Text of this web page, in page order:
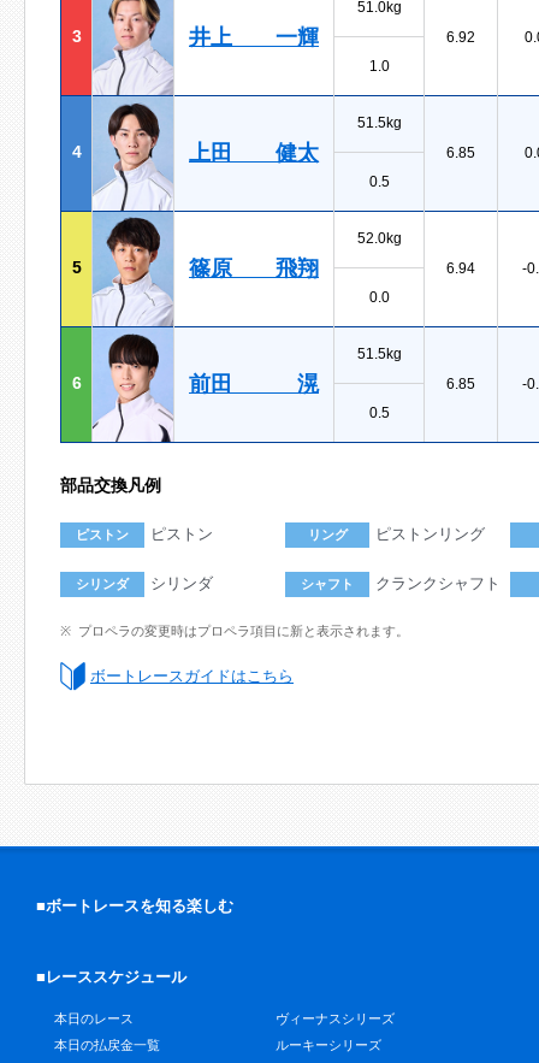
3 井上 一輝
51.0kg
6.92
1.0
4 上田 健太
51.5kg
6.85
0.5
5 篠原 飛翔
52.0kg
6.94
-
0.0
6 前田 滉
51.5kg
6.85
-
0.5
部品交換凡例
ピストン ピストン リング ピストンリング
シリンダ シリンダ シャフト クランクシャフト
プロペラの変更時はプロペラ項目に新と表示されます。
ボートレースガイドはこちら
■ボートレースを知る楽しむ
■レーススケジュール
本日のレース
本日の払戻金一覧
ヴィーナスシリーズ
ルーキーシリーズ